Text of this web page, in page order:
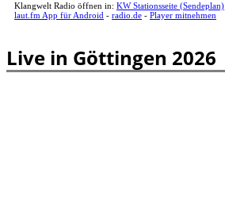
Klangwelt Radio öffnen in: KW Stationsseite (Sendeplan)
laut.fm App für Android - radio.de - Player mitnehmen
Live in Göttingen 2026